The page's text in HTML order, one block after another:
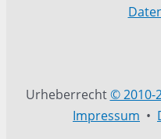
Urheberrecht© 2010-
Impressum •